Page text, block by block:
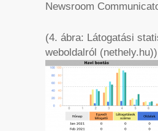
Newsroom
(4. ábra: Látogatási
weboldalról (nethely.hu))